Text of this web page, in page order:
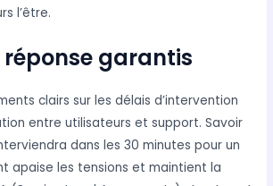
l’être.
réponse garantis
clairs sur les délais d’intervention
entre utilisateurs et support. Savoir
dans les 30 minutes pour un
apaise les tensions et maintient la